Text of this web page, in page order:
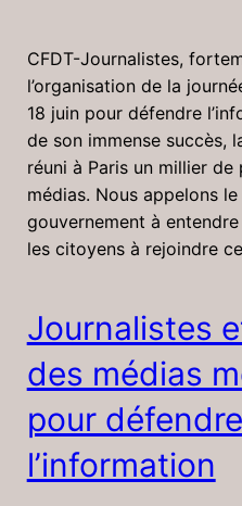
CFDT-Journalistes,
l’organisation de la
18 juin pour défendre
de son immense succès,
réuni à Paris un millier de
médias. Nous appelons
gouvernement à entendre
les citoyens à rejoindre
Journalistes
des médias
pour défendre
l’information